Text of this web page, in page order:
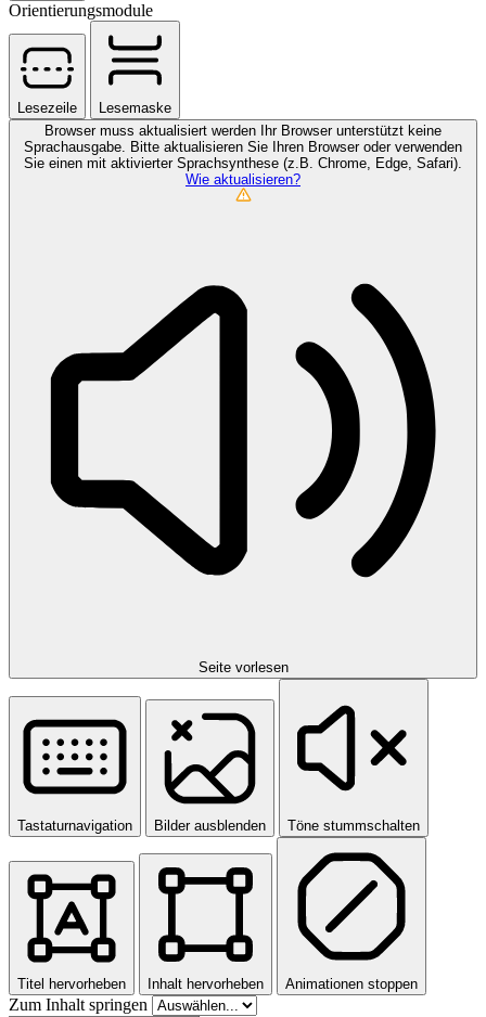
Orientierungsmodule
Lesezeile
Lesemaske
Browser muss aktualisiert werden
Ihr Browser unterstützt keine
Sprachausgabe. Bitte aktualisieren Sie Ihren Browser oder verwenden
Sie einen mit aktivierter Sprachsynthese (z.B. Chrome, Edge, Safari).
Wie aktualisieren?
Seite vorlesen
Tastaturnavigation Bilder ausblenden Töne stummschalten
Titel hervorheben Inhalt hervorheben Animationen stoppen
Zum Inhalt springen